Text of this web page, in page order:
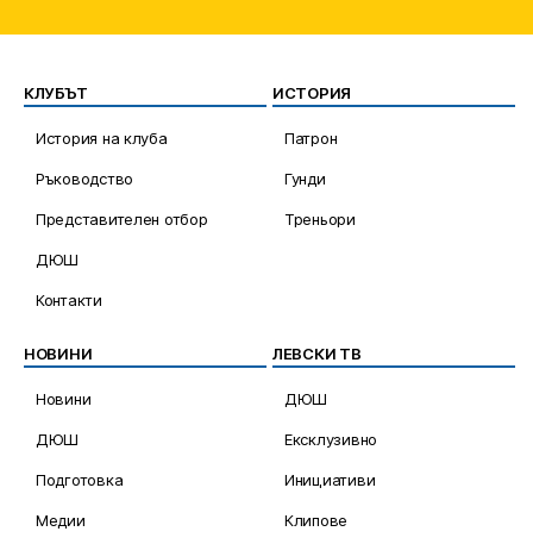
КЛУБЪТ
История на клуба
Ръководство
Представителен отбор
ДЮШ
Контакти
ИСТОРИЯ
Патрон
Гунди
Треньори
НОВИНИ
Новини
ДЮШ
Подготовка
Медии
ЛЕВСКИ ТВ
ДЮШ
Ексклузивно
Инициативи
Клипове